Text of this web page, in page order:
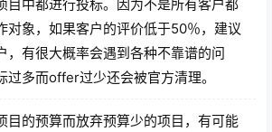
目中都进行投标。因为不是所有客户都
对象，如果客户的评价低于50％，建议
，有很大概率会遇到各种不靠谱的问
过多而offer过少还会被官方清理。
目的预算而放弃预算少的项目，有可能